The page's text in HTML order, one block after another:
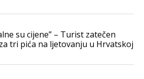
su cijene” – Turist zatečen
tri pića na ljetovanju u Hrvatskoj